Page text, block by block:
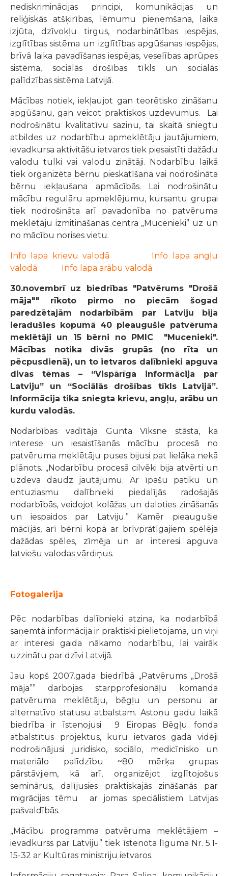
nediskriminācijas principi, komunikācijas un
reliģiskās atšķirības, lēmumu pieņemšana, laika
izjūta, dzīvokļu tirgus, nodarbinātības iespējas,
izglītības sistēma un izglītības apgūšanas iespējas,
brīvā laika pavadīšanas iespējas, veselības aprūpes
sistēma, sociālās drošības tīkls un sociālās
palīdzības sistēma Latvijā.
Mācības notiek, iekļaujot gan teorētisko zināšanu
apgūšanu, gan veicot praktiskos uzdevumus. Lai
nodrošinātu kvalitatīvu saziņu, tai skaitā sniegtu
atbildes uz nodarbību apmeklētāju jautājumiem,
ievadkursa aktivitāšu ietvaros tiek piesaistīti dažādu
valodu tulki vai valodu zinātāji. Nodarbību laikā
tiek organizēta bērnu pieskatīšana vai nodrošināta
bērnu iekļaušana apmācībās. Lai nodrošinātu
mācību regulāru apmeklējumu, kursantu grupai
tiek nodrošināta arī pavadonība no patvēruma
meklētāju izmitināšanas centra „Mucenieki” uz un
no mācību norises vietu.
Info lapa krievu valodā
Info lapa angļu
valodā
Info lapa arābu valodā
30.novembrī uz biedrības "Patvērums "Drošā
māja"" rīkoto pirmo no piecām šogad
paredzētajām nodarbībām par Latviju bija
ieradušies kopumā 40 pieaugušie patvēruma
meklētāji un 15 bērni no PMIC "Mucenieki".
Mācības notika divās grupās (no rīta un
pēcpusdienā), un to ietvaros dalībnieki apguva
divas tēmas – “Vispārīga informācija par
Latviju” un “Sociālās drošības tīkls Latvijā”.
Informācija tika sniegta krievu, angļu, arābu un
kurdu valodās.
Nodarbības vadītāja Gunta Vīksne stāsta, ka
interese un iesaistīšanās mācību procesā no
patvēruma meklētāju puses bijusi pat lielāka nekā
plānots. „Nodarbību procesā cilvēki bija atvērti un
uzdeva daudz jautājumu. Ar īpašu patiku un
entuziasmu dalībnieki piedalījās radošajās
nodarbībās, veidojot kolāžas un daloties zināšanās
un iespaidos par Latviju.” Kamēr pieaugušie
mācījās, arī bērni kopā ar brīvprātīgajiem spēlēja
dažādas spēles, zīmēja un ar interesi apguva
latviešu valodas vārdiņus.
Fotogalerija
Pēc nodarbības dalībnieki atzina, ka nodarbībā
saņemtā informācija ir praktiski pielietojama, un viņi
ar interesi gaida nākamo nodarbību, lai vairāk
uzzinātu par dzīvi Latvijā.
Jau kopš 2007.gada biedrībā „Patvērums „Drošā
māja”” darbojas starpprofesionāļu komanda
patvēruma meklētāju, bēgļu un personu ar
alternatīvo statusu atbalstam. Astoņu gadu laikā
biedrība ir īstenojusi 9 Eiropas Bēgļu fonda
atbalstītus projektus, kuru ietvaros gadā vidēji
nodrošinājusi juridisko, sociālo, medicīnisko un
materiālo palīdzību ~80 mērķa grupas
pārstāvjiem, kā arī, organizējot izglītojošus
seminārus, dalījusies praktiskajās zināšanās par
migrācijas tēmu ar jomas speciālistiem Latvijas
pašvaldībās.
„Mācību programma patvēruma meklētājiem –
ievadkurss par Latviju” tiek īstenota līguma Nr. 5.1-
15-32 ar Kultūras ministriju ietvaros.